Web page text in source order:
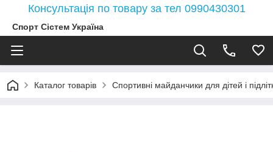
Консультація по товару за тел 0990430301
Спорт Сістем Україна
Каталог товарів Спортивні майданчики для дітей і